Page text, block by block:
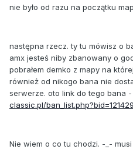
nie było od razu na początku
następna rzecz. ty tu mówisz o
amx jesteś niby zbanowany o
pobrałem demko z mapy na
również od nikogo bana nie
serwerze. oto link do tego bana -
classic.pl/ban_list.php?bid=121429
Nie wiem o co tu chodzi. -_-